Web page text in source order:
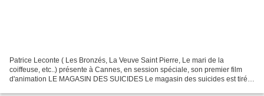
Patrice Leconte ( Les Bronzés, La Veuve Saint Pierre, Le mari de la
coiffeuse, etc..) présente à Cannes, en session spéciale, son premier film
d'animation LE MAGASIN DES SUICIDES Le magasin des suicides est tiré